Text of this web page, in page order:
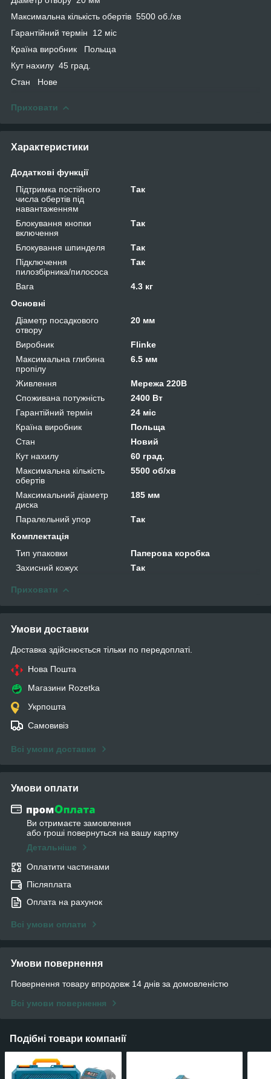
Максимальна кількість обертів 5500 об./хв
Гарантійний термін 12 міс
Країна виробник Польща
Кут нахилу 45 град.
Стан Нове
Приховати
Характеристики
Додаткові функції
Підтримка постійного
числа обертів під
навантаженням
Так
Блокування кнопки
включення
Так
Блокування шпинделя
Так
Підключення
пилозбірника/пилососа
Так
Вага
4.3 кг
Основні
Діаметр посадкового
отвору
20 мм
Виробник
Flinke
Максимальна глибина
пропілу
6.5 мм
Живлення
Мережа 220В
Споживана потужність
2400 Вт
Гарантійний термін
24 міс
Країна виробник
Польща
Стан
Новий
Кут нахилу
60 град.
Максимальна кількість
обертів
5500 об/хв
Максимальний діаметр
диска
185 мм
Паралельний упор
Так
Комплектація
Тип упаковки
Паперова коробка
Захисний кожух
Так
Приховати
Умови доставки
Доставка здійснюється тільки по передоплаті.
Нова Пошта
Магазини Rozetka
Укрпошта
Самовивіз
Всі умови доставки
Умови оплати
Ви отримаєте замовлення
або гроші повернуться на вашу картку
Детальніше
Оплатити частинами
Післяплата
Оплата на рахунок
Всі умови оплати
Умови повернення
Повернення товару впродовж 14 днів за домовленістю
Всі умови повернення
Подібні товари компанії